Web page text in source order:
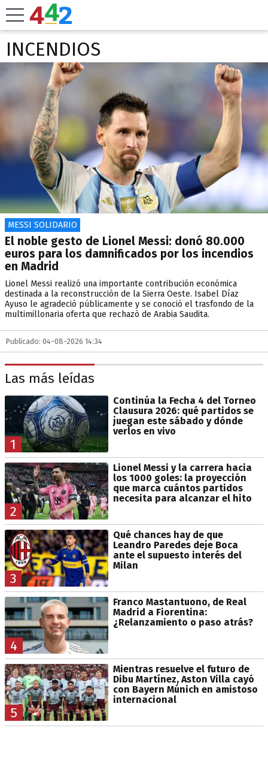
INCENDIOS
MESSI SOLIDARIO
El noble gesto de Lionel Messi: donó 80.000
euros para los damnificados por los incendios
en Madrid
Lionel Messi realizó una importante contribución económica
destinada a la reconstrucción de la Sierra Oeste. Isabel Díaz
Ayuso le agradeció públicamente y se conoció el trasfondo de la
multimillonaria oferta que rechazó de Arabia Saudita.
Publicado: 04-08-2026 14:34
Las más leídas
1
Continúa la Fecha 4 del Torneo
Clausura 2026: qué partidos se
juegan este sábado y dónde
verlos en vivo
2
Lionel Messi y la carrera hacia
los 1000 goles: la proyección
que marca cuántos partidos
necesita para alcanzar el hito
3
Qué chances hay de que
Leandro Paredes deje Boca
ante el supuesto interés del
Milan
4
Franco Mastantuono, de Real
Madrid a Fiorentina:
¿Relanzamiento o paso atrás?
5
Mientras resuelve el futuro de
Dibu Martínez, Aston Villa cayó
con Bayern Múnich en amistoso
internacional